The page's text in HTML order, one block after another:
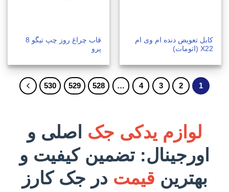
کابل تعویض دنده ام وی ام
X22 (اتومات)
قاب چراغ روز چپ تیگو 8
پرو
1
2
3
4
…
528
529
530
لوازم یدکی جک اصلی و
اورجینال: تضمین کیفیت و
بهترین قیمت در جک کارز